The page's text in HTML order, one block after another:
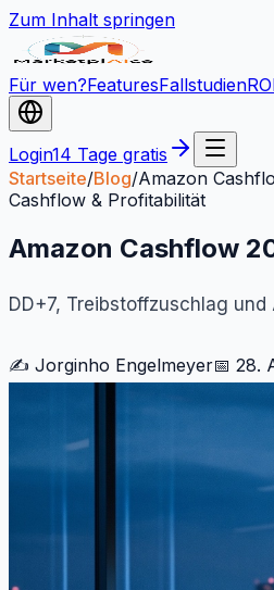
Zum Inhalt springen
Für wen?FeaturesFallstudien
Login14 Tage gratis
Startseite/Blog/Amazon
Cashflow & Profitabilität
Amazon Cashflow
DD+7, Treibstoffzuschlag
✍️ Jorginho Engelmeyer📅 28.